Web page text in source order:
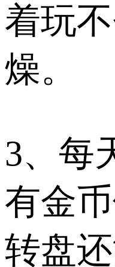
着玩
燥。​
3、每
有金
转盘